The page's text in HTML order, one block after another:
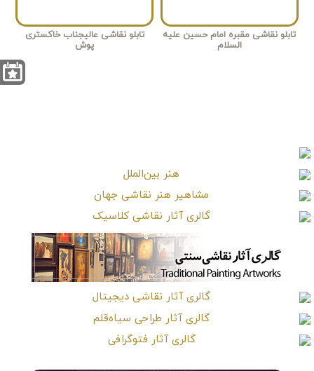
تابلو نقاشی مقبره امام حسین علیه
السلام
تابلو نقاشی عالیجناب خاکستری
پوش